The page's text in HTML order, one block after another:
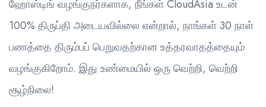
ஹோஸ்டிங் வழங்குநர்களாக, நீங்கள் CloudAsia உடன்
100% திருப்தி அடையவில்லை என்றால், நாங்கள் 30 நாள்
பணத்தை திரும்பப் பெறுவதற்கான உத்தரவாதத்தையும்
வழங்குகிறோம். இது உண்மையில் ஒரு வெற்றி, வெற்றி
சூழ்நிலை!